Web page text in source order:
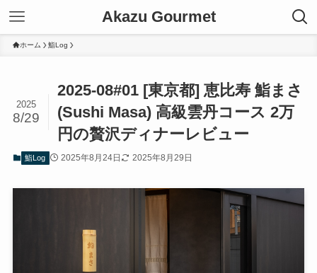
Akazu Gourmet
ホーム 鮨Log
2025-08#01 [東京都] 恵比寿 鮨まさ
(Sushi Masa) 高級雲丹コース 2万
円の贅沢ディナーレビュー
2025
8/29
鮨Log 2025年8月24日 2025年8月29日